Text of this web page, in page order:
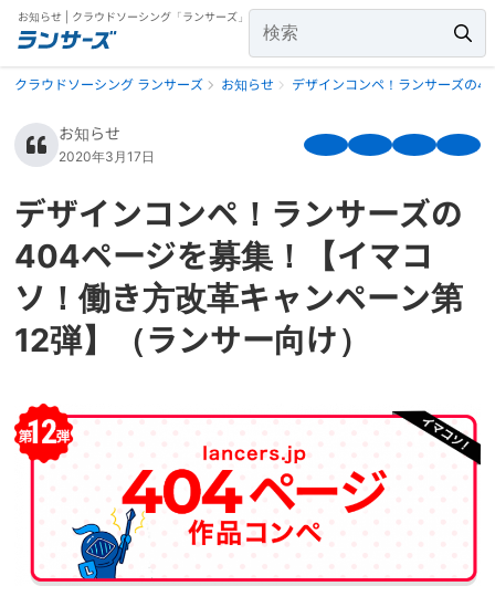
お知らせ | クラウドソーシング「ランサーズ」
クラウドソーシング ランサーズ お知らせ デザインコンペ！ランサーズの
お知らせ
2020年3月17日
デザインコンペ！ランサーズの
404ページを募集！【イマコ
ソ！働き方改革キャンペーン第
12弾】（ランサー向け）